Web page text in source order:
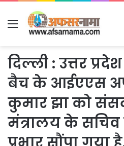
Menu
दिल्ली : उत्तर
बैच के आईएएस
कुमार झा को
मंत्रालय के सचिव